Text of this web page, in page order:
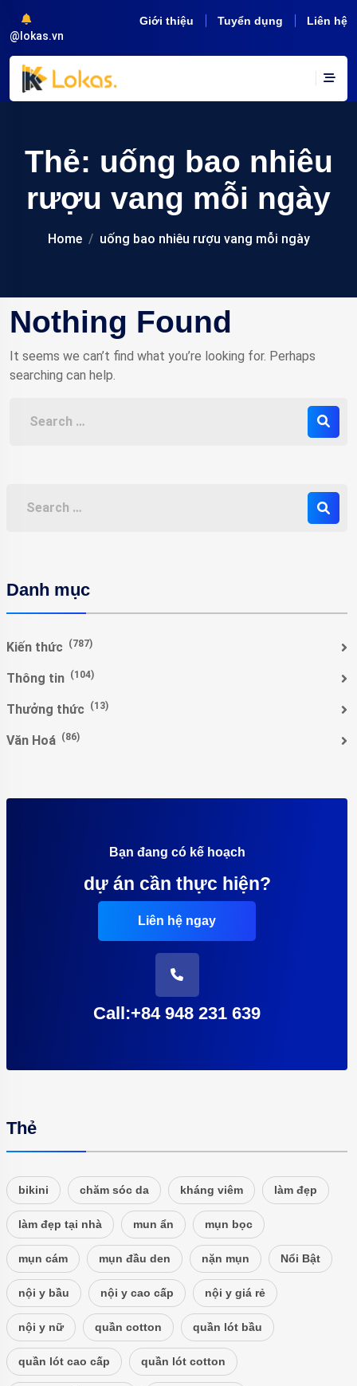
@lokas.vn
Giới thiệu Tuyển dụng Liên hệ
Thẻ: uống bao nhiêu
rượu vang mỗi ngày
Home uống bao nhiêu rượu vang mỗi ngày
Nothing Found
It seems we can’t find what you’re looking for. Perhaps
searching can help.
Danh mục
Kiến thức (787)
Thông tin (104)
Thưởng thức (13)
Văn Hoá (86)
Bạn đang có kế hoạch
dự án cần thực hiện?
Liên hệ ngay
Call:+84 948 231 639
Thẻ
bikini chăm sóc da kháng viêm làm đẹp
làm đẹp tại nhà mun ẩn mụn bọc
mụn cám mụn đầu den nặn mụn Nổi Bật
nội y bầu nội y cao cấp nội y giá rẻ
nội y nữ quần cotton quần lót bầu
quần lót cao cấp quần lót cotton